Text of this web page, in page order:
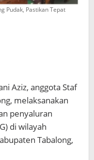
Pudak, Pastikan Tepat
Aziz, anggota Staf
melaksanakan
penyaluran
di wilayah
Tabalong,